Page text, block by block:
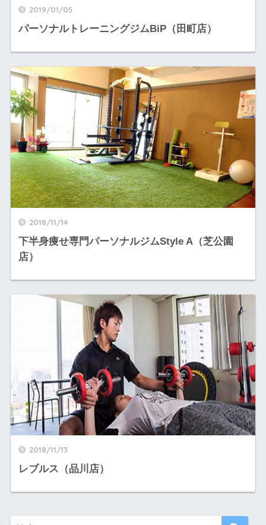
2019/01/05
パーソナルトレーニングジムBiP（田町店）
2018/11/14
下半身痩せ専門パーソナルジムStyle A（芝公園
店）
2018/11/13
レブルス（品川店）